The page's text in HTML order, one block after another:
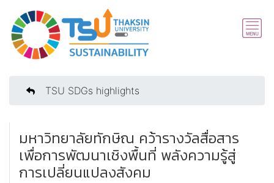
TSU SDGs highlights
มหาวิทยาลัยทักษิณ คว้ารางวัลสื่อสาร
เพื่อการพัฒนาเชิงพื้นที่ พลังความรู้สู่
การเปลี่ยนแปลงสังคม